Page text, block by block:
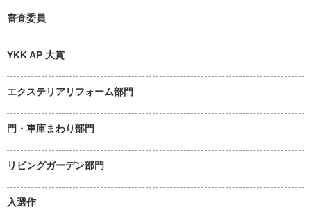
審査委員
YKK AP 大賞
エクステリアリフォーム部門
門・車庫まわり部門
リビングガーデン部門
入選作